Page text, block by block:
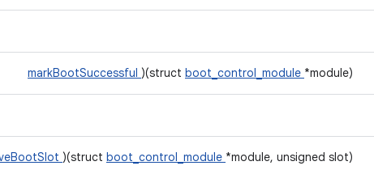
markBootSuccessful )(struct boot_control_module *module)
)(struct boot_control_module *module, unsigned slot)